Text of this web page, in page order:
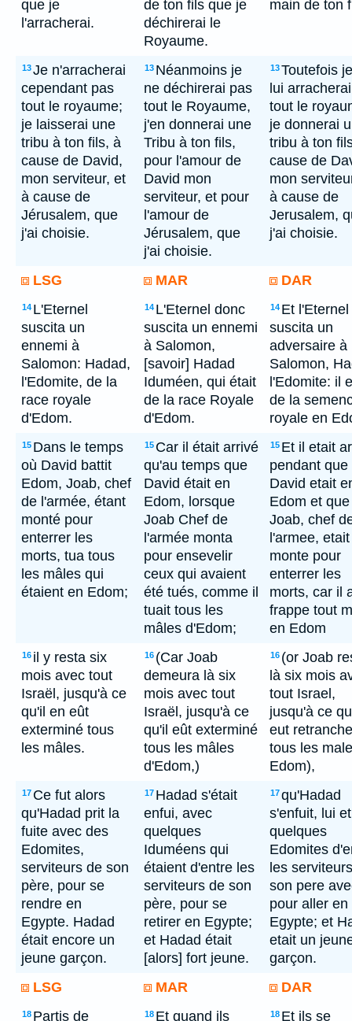
que je
l'arracherai.
de ton fils que je
déchirerai le
Royaume.
main de ton
13Je n'arracherai
cependant pas
tout le royaume;
je laisserai une
tribu à ton fils, à
cause de David,
mon serviteur, et
à cause de
Jérusalem, que
j'ai choisie.
13 Néanmoins je
ne déchirerai pas
tout le Royaume,
j'en donnerai une
Tribu à ton fils,
pour l'amour de
David mon
serviteur, et pour
l'amour de
Jérusalem, que
j'ai choisie.
13Toutefois
lui
tout le
je donnerai
tribu à ton
cause de
mon
à cause de
Jerusalem,
j'ai choisie.
LSG MAR DAR
14 L'Eternel
suscita un
ennemi à
Salomon: Hadad,
l'Edomite, de la
race royale
d'Edom.
14 L'Eternel donc
suscita un ennemi
à Salomon,
[savoir] Hadad
Iduméen, qui était
de la race Royale
d'Edom.
14 Et l'Eternel
suscita un
adversaire à
Salomon,
l'Edomite: il
de la
royale en
15 Dans le temps
où David battit
Edom, Joab, chef
de l'armée, étant
monté pour
enterrer les
morts, tua tous
les mâles qui
étaient en Edom;
15 Car il était arrivé
qu'au temps que
David était en
Edom, lorsque
Joab Chef de
l'armée monta
pour ensevelir
ceux qui avaient
été tués, comme il
tuait tous les
mâles d'Edom;
15 Et il etait
pendant que
David etait
Edom et que
Joab, chef
l'armee, etait
monte pour
enterrer les
morts, car il
frappe tout
en Edom
16 il y resta six
mois avec tout
Israël, jusqu'à ce
qu'il en eût
exterminé tous
les mâles.
16 (Car Joab
demeura là six
mois avec tout
Israël, jusqu'à ce
qu'il eût exterminé
tous les mâles
d'Edom,)
16 (or Joab
là six mois
tout Israel,
jusqu'à ce
eut retranche
tous les
Edom),
17 Ce fut alors
qu'Hadad prit la
fuite avec des
Edomites,
serviteurs de son
père, pour se
rendre en
Egypte. Hadad
était encore un
jeune garçon.
17 Hadad s'était
enfui, avec
quelques
Iduméens qui
étaient d'entre les
serviteurs de son
père, pour se
retirer en Egypte;
et Hadad était
[alors] fort jeune.
17qu'Hadad
s'enfuit, lui et
quelques
Edomites
les
son pere
pour aller en
Egypte; et
etait un
garçon.
LSG
MAR DAR
18 Partis de
18 Et quand ils
18 Et ils se